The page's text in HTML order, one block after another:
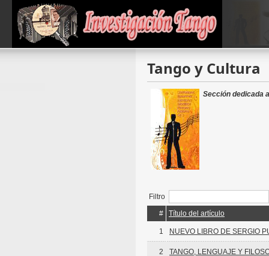
Tango y Cultura
Sección dedicada
Filtro
#
Título del artículo
1 NUEVO LIBRO DE SERGIO
2 TANGO, LENGUAJE Y